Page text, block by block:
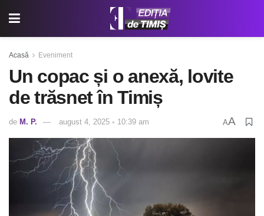
Acasă Eveniment
Un copac și o anexă, lovite
de trăsnet în Timiș
de M. P. august 4, 2025 ◦ 10:39 am AA